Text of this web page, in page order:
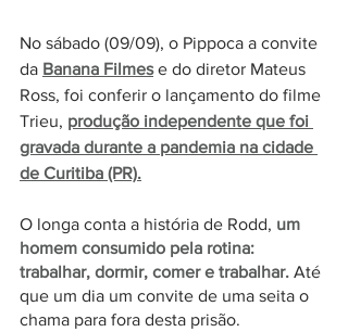
No sábado (09/09), o Pippoca a convite
da Banana Filmes e do diretor Mateus
Ross, foi conferir o lançamento do filme
Trieu, produção independente que foi
gravada durante a pandemia na cidade
de Curitiba (PR).
O longa conta a história de Rodd, um
homem consumido pela rotina:
trabalhar, dormir, comer e trabalhar. Até
que um dia um convite de uma seita o
chama para fora desta prisão.